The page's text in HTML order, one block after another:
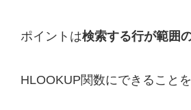
ポイントは検索する行が範囲
HLOOKUP関数にできること